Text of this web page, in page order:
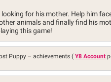
for his mother. Help him
animals and finally find his
this game!
Puppy –achievements (Y8 Account